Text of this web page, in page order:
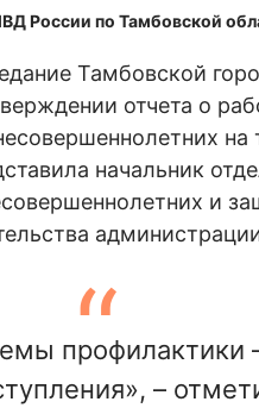
России по Тамбовской
Тамбовской
отчета о
на
начальник
и
профилактики
–